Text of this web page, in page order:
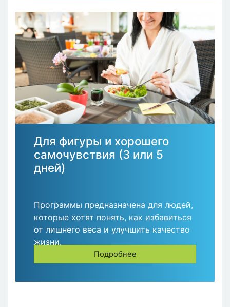
Для фигуры и хорошего
самочувствия (3 или 5
дней)
Программы предназначена для людей,
которые хотят понять, как избавиться
от лишнего веса и улучшить качество
жизни.
Подробнее